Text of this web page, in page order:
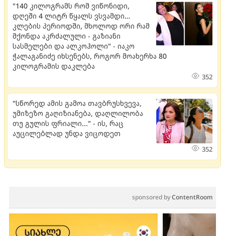
"140 კილოგრამს რომ ვიწონიდი,
დღეში 4 ლიტრ წყალს ვსვამდი…
კლების პერიოდში, მხოლოდ ორი რამ
მქონდა აკრძალული - გაზიანი
სასმელები და ალკოჰოლი" - იაკო
ჭალაგანიძე იხსენებს, როგორ მოახერხა 80
კილოგრამის დაკლება
352
"სწორედ ამის გამოა თავბრუსხვევა,
უმიზეზო გაღიზიანება, დაღლილობა
თუ გულის ფრიალი..." - ის, რაც
აუცილებლად უნდა ვიცოდეთ
352
sponsored byContentRoom